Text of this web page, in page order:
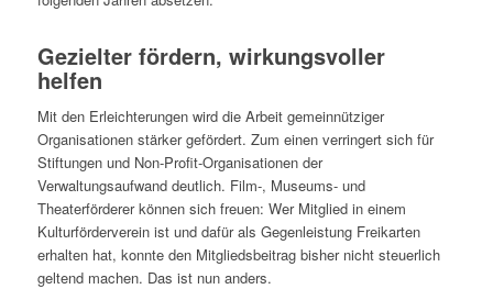
Gezielter fördern, wirkungsvoller
helfen
Mit den Erleichterungen wird die Arbeit gemeinnütziger
Organisationen stärker gefördert. Zum einen verringert sich für
Stiftungen und Non-Profit-Organisationen der
Verwaltungsaufwand deutlich. Film-, Museums- und
Theaterförderer können sich freuen: Wer Mitglied in einem
Kulturförderverein ist und dafür als Gegenleistung Freikarten
erhalten hat, konnte den Mitgliedsbeitrag bisher nicht steuerlich
geltend machen. Das ist nun anders.